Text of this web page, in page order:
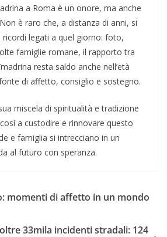
a Roma è un onore, ma anche
è raro che, a distanza di anni, si
legati a quel giorno: foto,
famiglie romane, il rapporto tra
resta saldo anche nell’età
di affetto, consiglio e sostegno.
miscela di spiritualità e tradizione
a custodire e rinnovare questo
e famiglia si intrecciano in un
al futuro con speranza.
momenti di affetto in un mondo
33mila incidenti stradali: 124